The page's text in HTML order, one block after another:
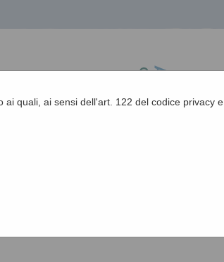
quali, ai sensi dell'art. 122 del codice privacy e